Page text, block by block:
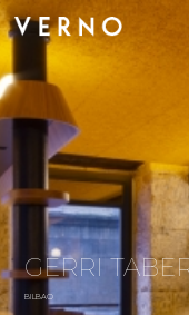
GERRI
BILBAO